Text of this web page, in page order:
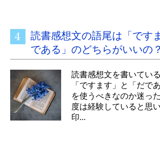
読書感想文の語尾は「です
である」のどちらがいいの？
読書感想文を書いてい
「ですます」と「だで
を使うべきなのか迷っ
度は経験していると思
印...